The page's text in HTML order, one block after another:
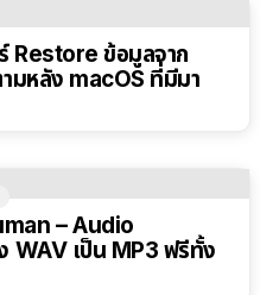
Restore ข้อมูลจาก
มหลัง macOS ที่มีมา
– Audio
WAV เป็น MP3 ฟรีทั้ง